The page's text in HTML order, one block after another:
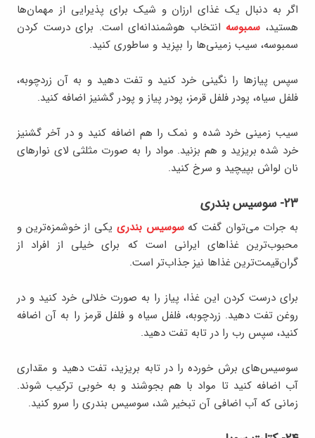
اگر به دنبال یک غذای ارزان و شیک برای پذیرایی از مهمان‌ها
هستید، سمبوسه انتخاب هوشمندانه‌ای است. برای درست کردن
سمبوسه، سیب زمینی‌ها را بپزید و ساطوری کنید.
سپس پیازها را نگینی خرد کنید و تفت دهید و به آن زردچوبه،
فلفل سیاه، پودر فلفل قرمز، پودر پیاز و پودر گشنیز اضافه کنید.
سیب زمینی خرد شده و نمک را هم اضافه کنید و در آخر گشنیز
خرد شده بریزید و هم بزنید. مواد را به صورت مثلثی لای نوارهای
نان لواش بپیچید و سرخ کنید.
۲۳- سوسیس بندری
به جرات می‌توان گفت کهسوسیس بندری یکی از خوشمزه‌ترین و
محبوب‌ترین غذاهای ایرانی است که برای خیلی از افراد از
گران‌قیمت‌ترین غذاها نیز جذاب‌تر است.
برای درست کردن این غذا، پیاز را به صورت خلالی خرد کنید و در
روغن تفت دهید. زردچوبه، فلفل سیاه و فلفل قرمز را به آن اضافه
کنید، سپس رب را در تابه تفت دهید.
سوسیس‌های برش خورده را در تابه بریزید، تفت دهید و مقداری
آب اضافه کنید تا مواد با هم بجوشند و به خوبی ترکیب شوند.
زمانی که آب اضافی آن تبخیر شد، سوسیس بندری را سرو کنید.